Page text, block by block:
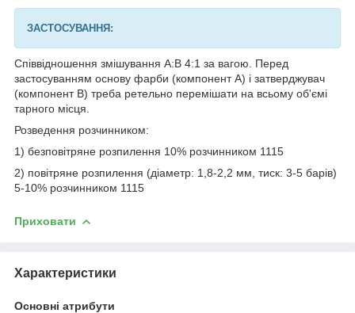
ЗАСТОСУВАННЯ:
Співвідношення змішування А:В 4:1 за вагою. Перед
застосуванням основу фарби (компонент А) і затверджувач
(компонент В) треба ретельно перемішати на всьому об'ємі
тарного місця.
Розведення розчинником:
1) безповітряне розпилення 10% розчинником 1115
2) повітряне розпилення (діаметр: 1,8-2,2 мм, тиск: 3-5 барів)
5-10% розчинником 1115
Приховати
Характеристики
Основні атрибути